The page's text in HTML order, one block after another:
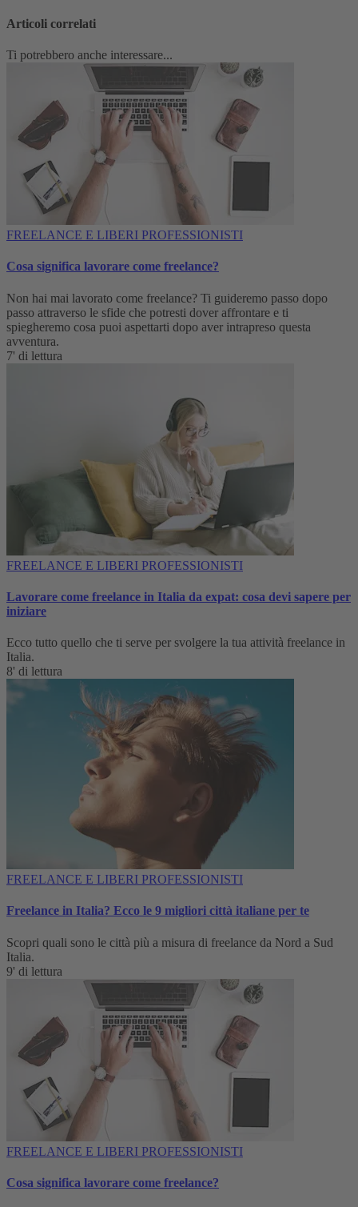
Articoli correlati
Ti potrebbero anche interessare...
FREELANCE E LIBERI PROFESSIONISTI
Cosa significa lavorare come freelance?
Non hai mai lavorato come freelance? Ti guideremo passo dopo
passo attraverso le sfide che potresti dover affrontare e ti
spiegheremo cosa puoi aspettarti dopo aver intrapreso questa
avventura.
7' di lettura
FREELANCE E LIBERI PROFESSIONISTI
Lavorare come freelance in Italia da expat: cosa devi sapere per
iniziare
Ecco tutto quello che ti serve per svolgere la tua attività freelance in
Italia.
8' di lettura
FREELANCE E LIBERI PROFESSIONISTI
Freelance in Italia? Ecco le 9 migliori città italiane per te
Scopri quali sono le città più a misura di freelance da Nord a Sud
Italia.
9' di lettura
FREELANCE E LIBERI PROFESSIONISTI
Cosa significa lavorare come freelance?